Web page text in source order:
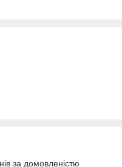
за домовленістю